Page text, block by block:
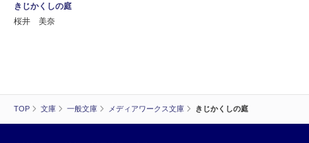
TOP 文庫 一般文庫 メディアワークス文庫 きじかくしの庭
きじかくしの庭
桜井 美奈